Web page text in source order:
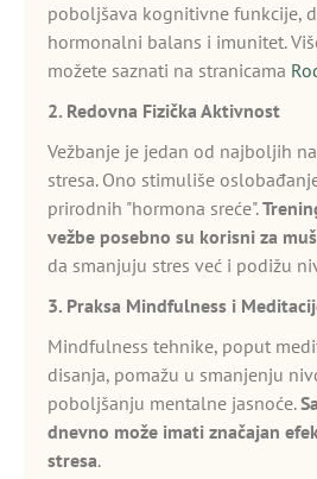
poboljšava kognitivne funkcije,
hormonalni balans i imunitet.
možete saznati na stranicama
2. Redovna Fizička Aktivnost
Vežbanje je jedan od najboljih
stresa. Ono stimuliše
prirodnih "hormona sreće".
vežbe posebno su korisni za
da smanjuju stres već i podižu
3. Praksa Mindfulness i
Mindfulness tehnike, poput
disanja, pomažu u smanjenju
poboljšanju mentalne jasnoće.
dnevno može imati značajan
stresa.